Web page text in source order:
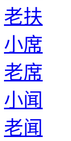
老扶
小席
老席
小闻
老闻